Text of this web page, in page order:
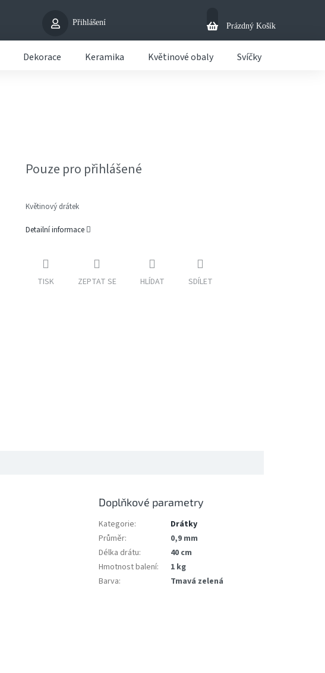
Přihlášení
Nákupní
Prázdný Košík
Dekorace Keramika Květinové obaly Svíčky
Pouze pro přihlášené
Květinový drátek
Detailní informace
TISK ZEPTAT SE HLÍDAT SDÍLET
Doplňkové parametry
Kategorie:
Drátky
Průměr:
0,9 mm
Délka drátu:
40 cm
Hmotnost balení:
1 kg
Barva: Tmavá zelená